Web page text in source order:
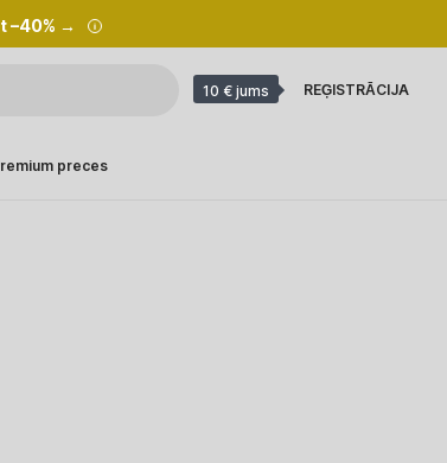
–40% →
10 € jums REĢISTRĀCIJA
preces